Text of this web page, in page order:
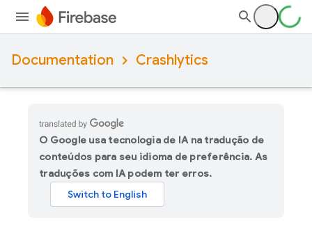
Documentation Crashlytics
O Google usa tecnologia de IA na tradução de
conteúdos para seu idioma de preferência. As
traduções com IA podem ter erros.